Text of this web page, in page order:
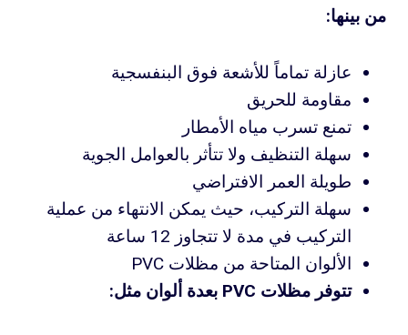
من بينها:
عازلة تماماً للأشعة فوق البنفسجية
مقاومة للحريق
تمنع تسرب مياه الأمطار
سهلة التنظيف ولا تتأثر بالعوامل الجوية
طويلة العمر الافتراضي
سهلة التركيب، حيث يمكن الانتهاء من عملية
التركيب في مدة لا تتجاوز 12 ساعة
الألوان المتاحة من مظلات PVC
تتوفر مظلات PVC بعدة ألوان مثل: